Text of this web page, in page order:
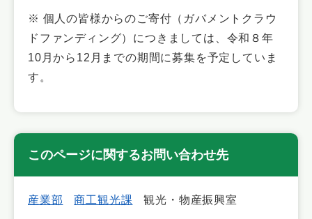
※ 個人の皆様からのご寄付（ガバメントクラウ
ドファンディング）につきましては、令和８年
10月から12月までの期間に募集を予定していま
す。
このページに関するお問い合わせ先
産業部 商工観光課 観光・物産振興室